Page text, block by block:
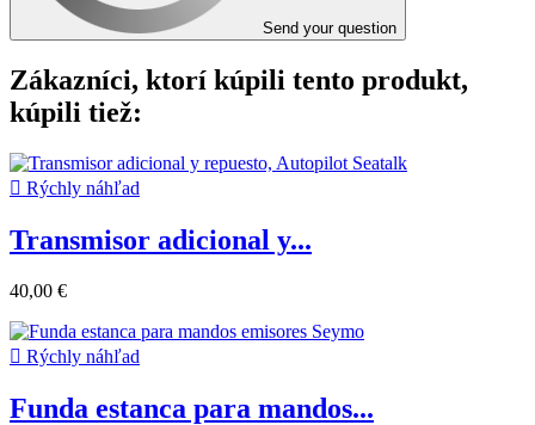
Send your question
Zákazníci, ktorí kúpili tento produkt,
kúpili tiež:
 Rýchly náhľad
Transmisor adicional y...
40,00 €
 Rýchly náhľad
Funda estanca para mandos...